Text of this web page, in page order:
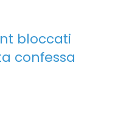
bloccati
confessa